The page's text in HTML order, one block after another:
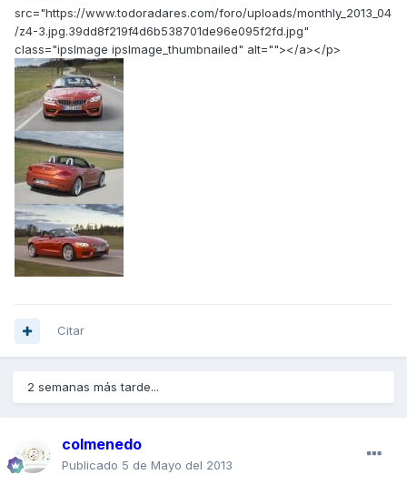
src="https://www.todoradares.com/foro/uploads/monthly_2013_04
/z4-3.jpg.39dd8f219f4d6b538701de96e095f2fd.jpg"
class="ipsImage ipsImage_thumbnailed" alt=""></a></p>
Citar
2 semanas más tarde...
colmenedo
Publicado 5 de Mayo del 2013